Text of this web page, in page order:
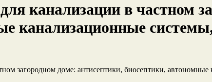
канализации в частном
канализационные